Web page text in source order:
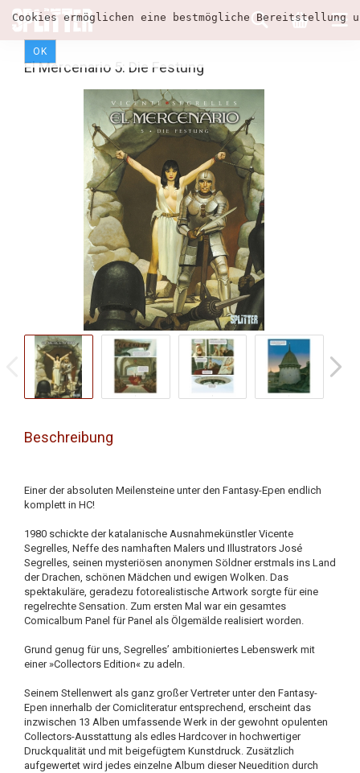
Cookies ermöglichen eine bestmögliche
OK
El Mercenario 5: Die Festung
Beschreibung
Einer der absoluten Meilensteine unter den Fantasy-Epen endlich
komplett in HC!
1980 schickte der katalanische Ausnahmekünstler Vicente
Segrelles, Neffe des namhaften Malers und Illustrators José
Segrelles, seinen mysteriösen anonymen Söldner erstmals ins Land
der Drachen, schönen Mädchen und ewigen Wolken. Das
spektakuläre, geradezu fotorealistische Artwork sorgte für eine
regelrechte Sensation. Zum ersten Mal war ein gesamtes
Comicalbum Panel für Panel als Ölgemälde realisiert worden.
Grund genug für uns, Segrelles’ ambitioniertes Lebenswerk mit
einer »Collectors Edition« zu adeln.
Seinem Stellenwert als ganz großer Vertreter unter den Fantasy-
Epen innerhalb der Comicliteratur entsprechend, erscheint das
inzwischen 13 Alben umfassende Werk in der gewohnt opulenten
Collectors-Ausstattung als edles Hardcover in hochwertiger
Druckqualität und mit beigefügtem Kunstdruck. Zusätzlich
aufgewertet wird jedes einzelne Album dieser Neuedition durch